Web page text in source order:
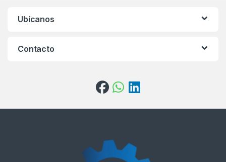
Ubícanos
Contacto